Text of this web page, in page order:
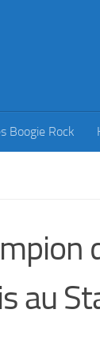
Boogie Rock
au